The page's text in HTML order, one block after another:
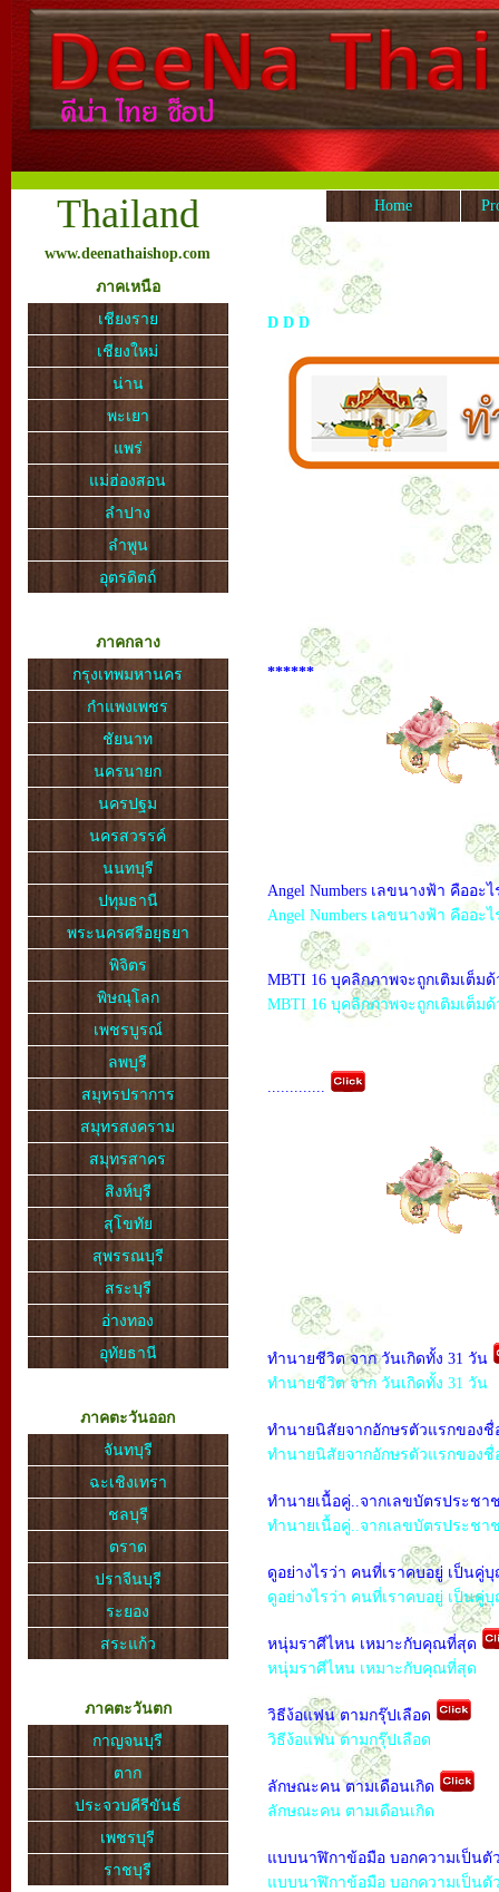
Thailand
www.deenathaishop.com
ภาคเหนือ
เชียงราย
เชียงใหม่
น่าน
พะเยา
แพร่
แม่ฮ่องสอน
ลำปาง
ลำพูน
อุตรดิตถ์
ภาคกลาง
กรุงเทพมหานคร
กำแพงเพชร
ชัยนาท
นครนายก
นครปฐม
นครสวรรค์
นนทบุรี
ปทุมธานี
พระนครศรีอยุธยา
พิจิตร
พิษณุโลก
เพชรบูรณ์
ลพบุรี
สมุทรปราการ
สมุทรสงคราม
สมุทรสาคร
สิงห์บุรี
สุโขทัย
สุพรรณบุรี
สระบุรี
อ่างทอง
อุทัยธานี
ภาคตะวันออก
จันทบุรี
ฉะเชิงเทรา
ชลบุรี
ตราด
ปราจีนบุรี
ระยอง
สระแก้ว
ภาคตะวันตก
กาญจนบุรี
ตาก
ประจวบคีรีขันธ์
เพชรบุรี
ราชบุรี
Home
D D D
******
Angel Numbers เลขนางฟ้า คืออะ
Angel Numbers เลขนางฟ้า คืออะ
MBTI 16 บุคลิกภาพจะถูกเติมเต็ม
MBTI 16 บุคลิกภาพจะถูกเติมเต็ม
.............
ทำนายชีวิต จาก วันเกิดทั้ง 31 วัน
ทำนายชีวิต จาก วันเกิดทั้ง 31 วัน
ทำนายนิสัยจากอักษรตัวแรกของ
ทำนายนิสัยจากอักษรตัวแรกของชื่
ทำนายเนื้อคู่..จากเลขบัตรประช
ทำนายเนื้อคู่..จากเลขบัตรประชา
ดูอย่างไรว่า คนที่เราคบอยู่ เป็นคู่
ดูอย่างไรว่า คนที่เราคบอยู่ เป็นคู่
หนุ่มราศีไหน เหมาะกับคุณที่สุด
หนุ่มราศีไหน เหมาะกับคุณที่สุด
วิธีง้อแฟน ตามกรุ๊ปเลือด
วิธีง้อแฟน ตามกรุ๊ปเลือด
ลักษณะคน ตามเดือนเกิด
ลักษณะคน ตามเดือนเกิด
แบบนาฬิกาข้อมือ บอกความเป็น
แบบนาฬิกาข้อมือ บอกความเป็น